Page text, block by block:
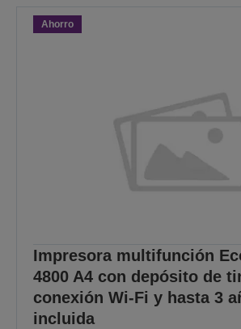
Ahorro
Impresora multifunción
4800 A4 con depósito de
conexión Wi-Fi y hasta 3
incluida